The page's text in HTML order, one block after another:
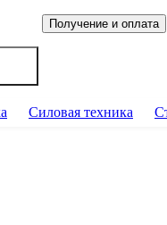
Получение и оплата
Силовая техника